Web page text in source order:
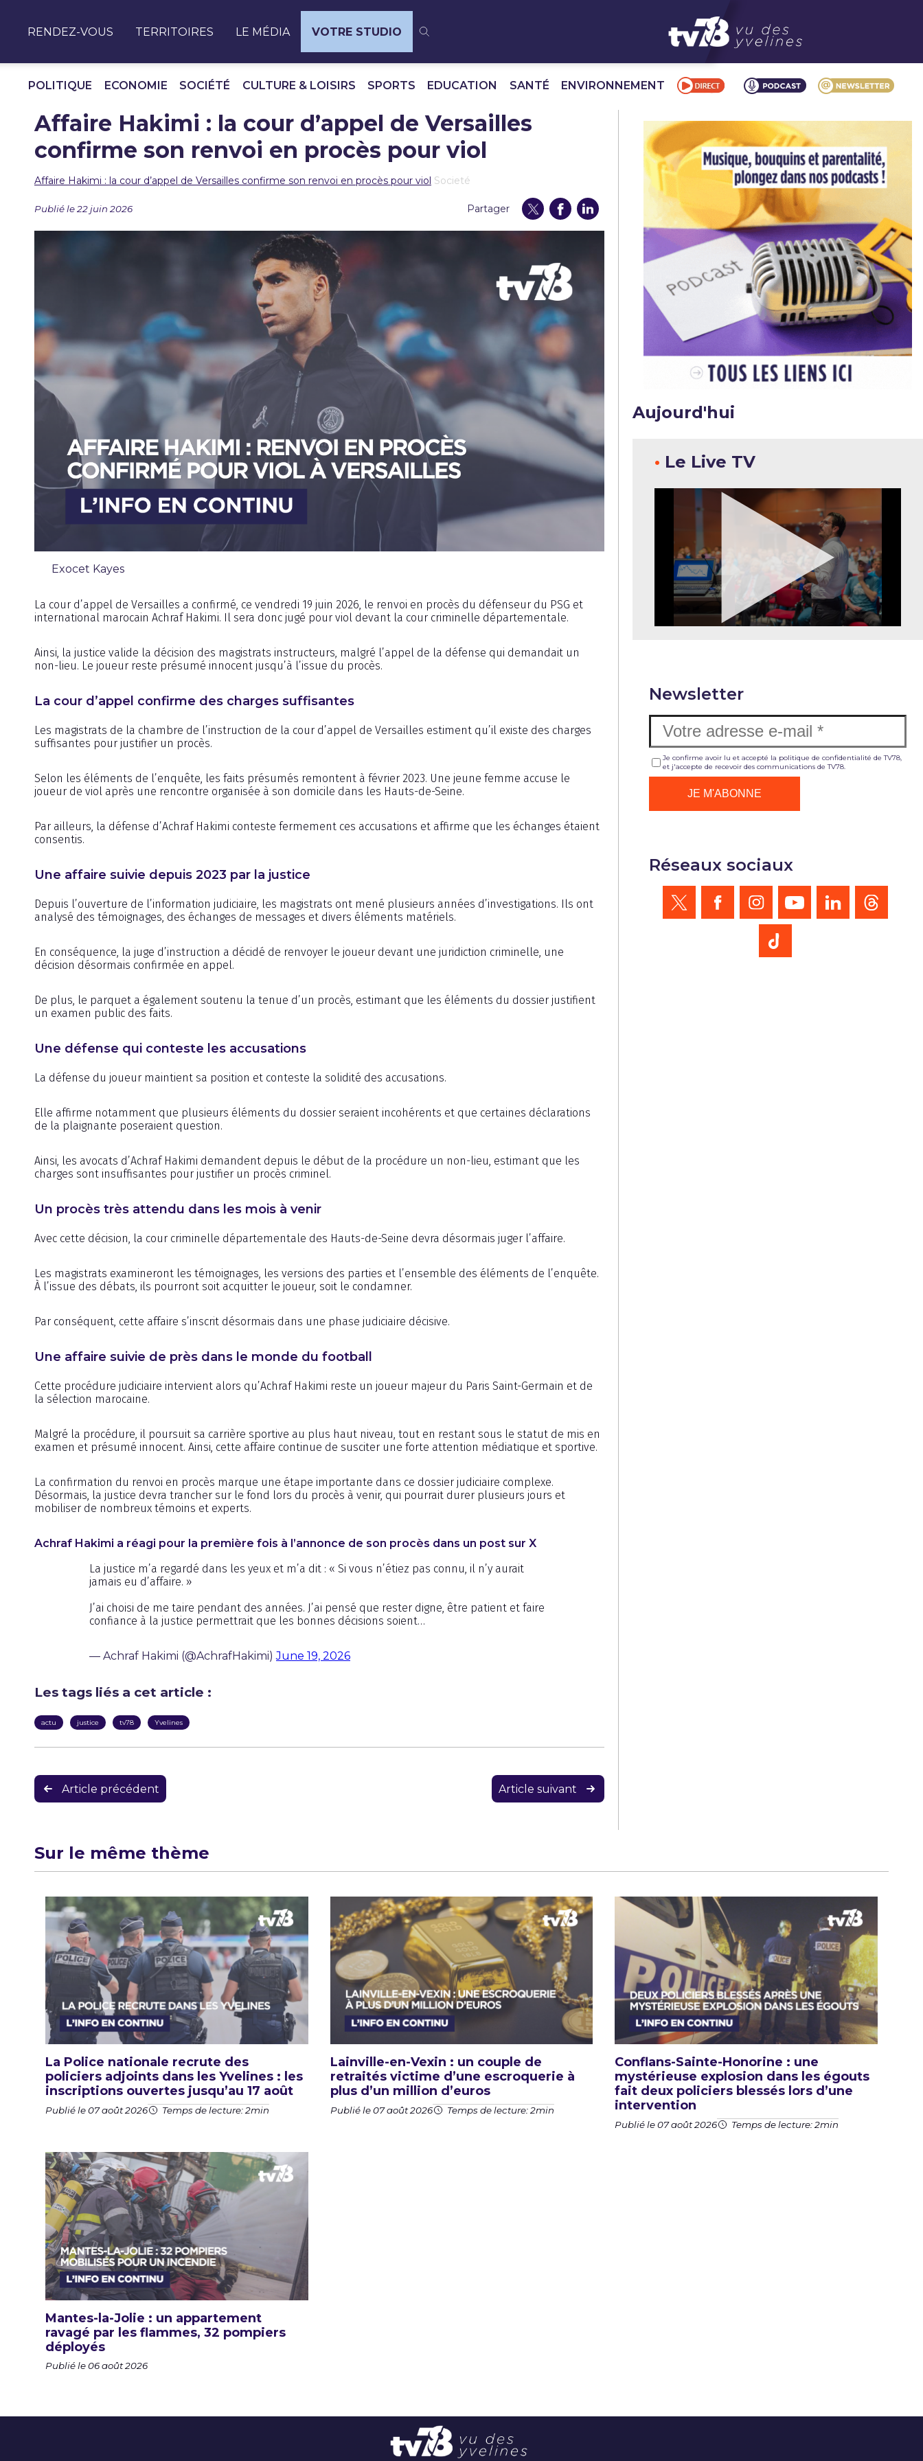
RENDEZ-VOUS TERRITOIRES LE MÉDIA VOTRE STUDIO
POLITIQUE ECONOMIE SOCIÉTÉ CULTURE & LOISIRS SPORTS EDUCATION SANTÉ ENVIRONNEMENT
Affaire Hakimi : la cour d’appel de Versailles
confirme son renvoi en procès pour viol
Affaire Hakimi : la cour d’appel de Versailles confirme son renvoi en procès pour viol Societé
Publié le 22 juin 2026 Partager
Exocet Kayes
La cour d’appel de Versailles a confirmé, ce vendredi 19 juin 2026, le renvoi en procès du défenseur du PSG et
international marocain Achraf Hakimi. Il sera donc jugé pour viol devant la cour criminelle départementale.
Ainsi, la justice valide la décision des magistrats instructeurs, malgré l’appel de la défense qui demandait un
non-lieu. Le joueur reste présumé innocent jusqu’à l’issue du procès.
La cour d’appel confirme des charges suffisantes
Les magistrats de la chambre de l’instruction de la cour d’appel de Versailles estiment qu’il existe des charges
suffisantes pour justifier un procès.
Selon les éléments de l’enquête, les faits présumés remontent à février 2023. Une jeune femme accuse le
joueur de viol après une rencontre organisée à son domicile dans les Hauts-de-Seine.
Par ailleurs, la défense d’Achraf Hakimi conteste fermement ces accusations et affirme que les échanges étaient
consentis.
Une affaire suivie depuis 2023 par la justice
Depuis l’ouverture de l’information judiciaire, les magistrats ont mené plusieurs années d’investigations. Ils ont
analysé des témoignages, des échanges de messages et divers éléments matériels.
En conséquence, la juge d’instruction a décidé de renvoyer le joueur devant une juridiction criminelle, une
décision désormais confirmée en appel.
De plus, le parquet a également soutenu la tenue d’un procès, estimant que les éléments du dossier justifient
un examen public des faits.
Une défense qui conteste les accusations
La défense du joueur maintient sa position et conteste la solidité des accusations.
Elle affirme notamment que plusieurs éléments du dossier seraient incohérents et que certaines déclarations
de la plaignante poseraient question.
Ainsi, les avocats d’Achraf Hakimi demandent depuis le début de la procédure un non-lieu, estimant que les
charges sont insuffisantes pour justifier un procès criminel.
Un procès très attendu dans les mois à venir
Avec cette décision, la cour criminelle départementale des Hauts-de-Seine devra désormais juger l’affaire.
Les magistrats examineront les témoignages, les versions des parties et l’ensemble des éléments de l’enquête.
À l’issue des débats, ils pourront soit acquitter le joueur, soit le condamner.
Par conséquent, cette affaire s’inscrit désormais dans une phase judiciaire décisive.
Une affaire suivie de près dans le monde du football
Cette procédure judiciaire intervient alors qu’Achraf Hakimi reste un joueur majeur du Paris Saint-Germain et de
la sélection marocaine.
Malgré la procédure, il poursuit sa carrière sportive au plus haut niveau, tout en restant sous le statut de mis en
examen et présumé innocent. Ainsi, cette affaire continue de susciter une forte attention médiatique et sportive.
La confirmation du renvoi en procès marque une étape importante dans ce dossier judiciaire complexe.
Désormais, la justice devra trancher sur le fond lors du procès à venir, qui pourrait durer plusieurs jours et
mobiliser de nombreux témoins et experts.
Achraf Hakimi a réagi pour la première fois à l’annonce de son procès dans un post sur X
La justice m’a regardé dans les yeux et m’a dit : « Si vous n’étiez pas connu, il n’y aurait
jamais eu d’affaire. »
J’ai choisi de me taire pendant des années. J’ai pensé que rester digne, être patient et faire
confiance à la justice permettrait que les bonnes décisions soient…
— Achraf Hakimi (@AchrafHakimi)June 19, 2026
Les tags liés a cet article :
actu justice tv78 Yvelines
Navigation
de
Article précédent Article suivant
Aujourd'hui
• Le Live TV
Newsletter
Je confirme avoir lu et accepté la politique de confidentialité de TV78,
et j'accepte de recevoir des communications de TV78.
Réseaux sociaux
Sur le même thème
La Police nationale recrute des
policiers adjoints dans les Yvelines : les
inscriptions ouvertes jusqu’au 17 août
Publié le 07 août 2026 Temps de lecture: 2min
Lainville-en-Vexin : un couple de
retraités victime d’une escroquerie à
plus d’un million d’euros
Publié le 07 août 2026 Temps de lecture: 2min
Conflans-Sainte-Honorine : une
mystérieuse explosion dans les égouts
fait deux policiers blessés lors d’une
intervention
Publié le 07 août 2026 Temps de lecture: 2min
Mantes-la-Jolie : un appartement
ravagé par les flammes, 32 pompiers
déployés
Publié le 06 août 2026